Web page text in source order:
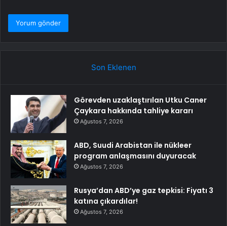
Son Eklenen
Görevden uzaklaştırılan Utku Caner
Çaykara hakkında tahliye kararı
Ağustos 7, 2026
ABD, Suudi Arabistan ile nükleer
program anlaşmasını duyuracak
Ağustos 7, 2026
Rusya’dan ABD’ye gaz tepkisi: Fiyatı 3
katına çıkardılar!
Ağustos 7, 2026